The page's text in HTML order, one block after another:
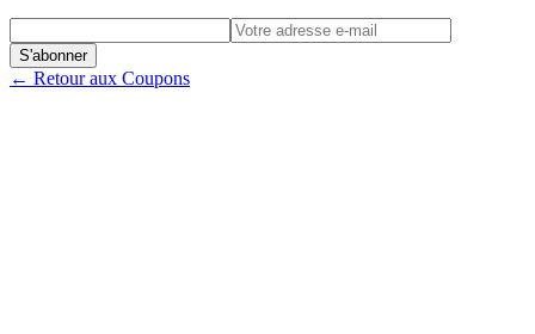
S'abonner
← Retour aux Coupons